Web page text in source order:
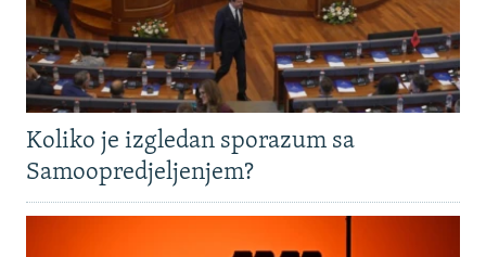
Koliko je izgledan sporazum sa
Samoopredjeljenjem?